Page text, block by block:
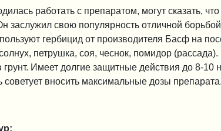
работать с препаратом, могут сказать,
свою популярность отличной
гербицид от производителя Басф на
петрушка, соя, чеснок, помидор
Имеет долгие защитные действия до 8-10
вносить максимальные дозы препарата.